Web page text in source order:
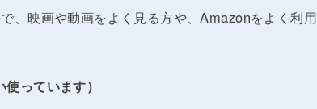
、映画や動画をよく見る方や、Amazonをよく利用
っています）